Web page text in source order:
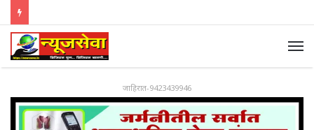
जाहिरात-9423439946